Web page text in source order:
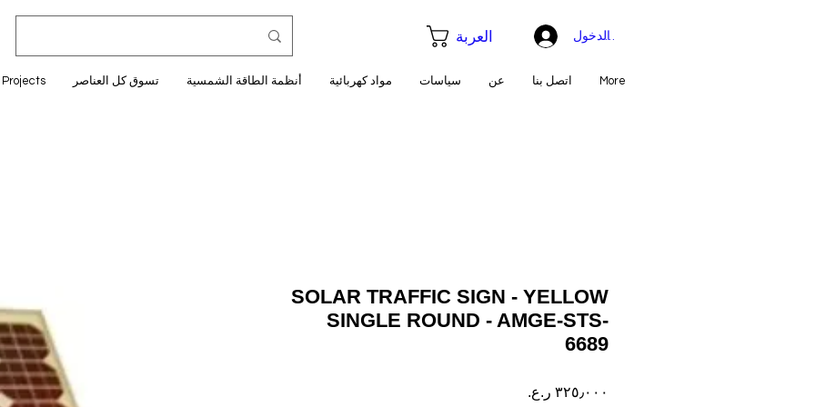
Projects تسوق كل العناصر أنظمة الطاقة الشمسية مواد كهربائية سياسات عن اتصل بنا More
تسجيل الدخول العربة
SOLAR TRAFFIC SIGN - YELLOW
SINGLE ROUND - AMGE-STS-
6689